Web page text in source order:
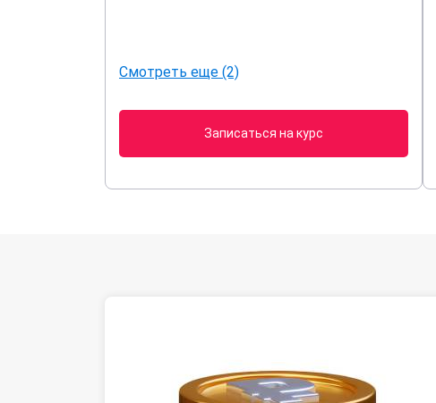
Смотреть еще (2)
Записаться на курс